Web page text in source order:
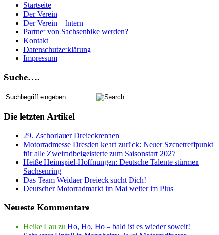
Startseite
Der Verein
Der Verein – Intern
Partner von Sachsenbike werden?
Kontakt
Datenschutzerklärung
Impressum
Suche….
Die letzten Artikel
29. Zschorlauer Dreieckrennen
Motorradmesse Dresden kehrt zurück: Neuer Szenetreffpunkt
für alle Zweiradbeigeisterte zum Saisonstart 2027
Heiße Heimspiel-Hoffnungen: Deutsche Talente stürmen
Sachsenring
Das Team Weidaer Dreieck sucht Dich!
Deutscher Motorradmarkt im Mai weiter im Plus
Neueste Kommentare
Heike Lau zu Ho, Ho, Ho – bald ist es wieder soweit!